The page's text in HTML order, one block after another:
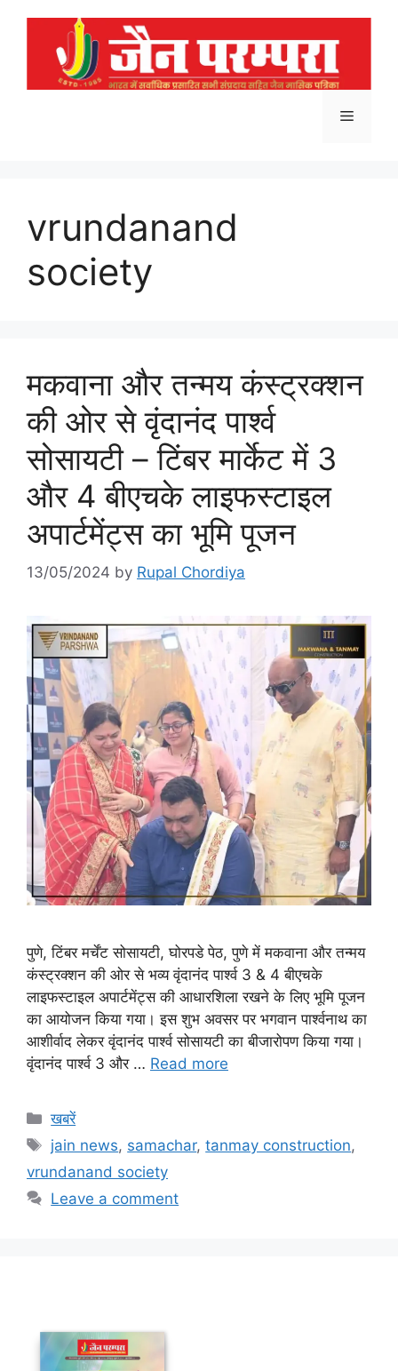
Menu
vrundanand
society
मकवाना और तन्मय कंस्ट्रक्शन
की ओर से वृंदानंद पार्श्व
सोसायटी – टिंबर मार्केट में 3
और 4 बीएचके लाइफस्टाइल
अपार्टमेंट्स का भूमि पूजन
13/05/2024 by Rupal Chordiya
पुणे, टिंबर मर्चेंट सोसायटी, घोरपडे पेठ, पुणे में मकवाना और तन्मय
कंस्ट्रक्शन की ओर से भव्य वृंदानंद पार्श्व 3 & 4 बीएचके
लाइफस्टाइल अपार्टमेंट्स की आधारशिला रखने के लिए भूमि पूजन
का आयोजन किया गया। इस शुभ अवसर पर भगवान पार्श्वनाथ का
आशीर्वाद लेकर वृंदानंद पार्श्व सोसायटी का बीजारोपण किया गया।
वृंदानंद पार्श्व 3 और … Read more
Categories
खबरें
Tags
jain news, samachar,tanmay construction,
vrundanand society
Leave a comment